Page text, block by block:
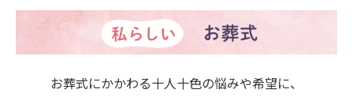
お葬式にかかわる十人十色の悩みや希望に、